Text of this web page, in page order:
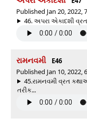
Published Jan 20, 2022,
46. અપરા એકાદશી
રામનવમી
E46
Published Jan 10, 2022,
45.રામનવમી વ્રત
તરીક...